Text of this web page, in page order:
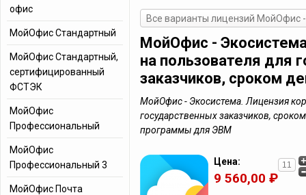
Все варианты лицензий МойОфис
МойОфис -
на пользователя для
заказчиков, сроком
МойОфис - Экосистема. Лицензия
государственных заказчиков,
программы для ЭВМ
Цена:
9 560,00 ₽
офис
МойОфис Стандартный
МойОфис Стандартный,
сертифицированный
ФСТЭК
МойОфис
Профессиональный
МойОфис
Профессиональный 3
МойОфис Почта